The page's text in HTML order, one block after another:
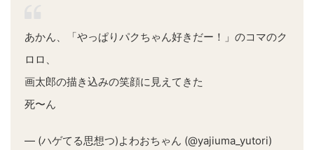
あかん、「やっぱりパクちゃん好きだー！」のコマのク
ロロ、
画太郎の描き込みの笑顔に見えてきた
死〜ん
— (ハゲてる思想つ)よわおちゃん (@yajiuma_yutori)